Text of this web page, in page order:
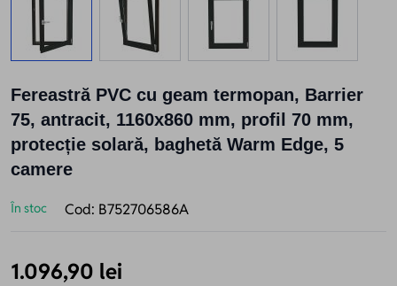
Fereastră PVC cu geam termopan, Barrier
75, antracit, 1160x860 mm, profil 70 mm,
protecție solară, baghetă Warm Edge, 5
camere
În stoc Cod: B752706586A
1.096,90 lei